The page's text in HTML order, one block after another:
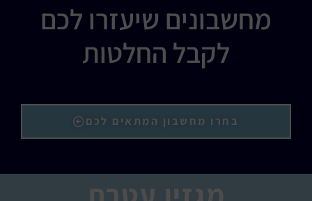
מחשבונים שיעזרו לכם
לקבל החלטות
בחרו מחשבון המתאים לכם